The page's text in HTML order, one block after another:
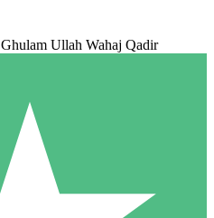
Ghulam Ullah Wahaj Qadir